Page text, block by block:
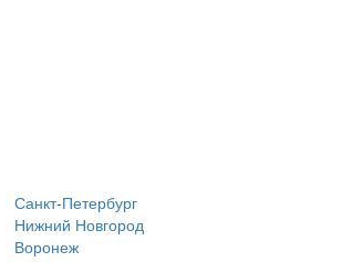
Санкт-Петербург
Нижний Новгород
Воронеж